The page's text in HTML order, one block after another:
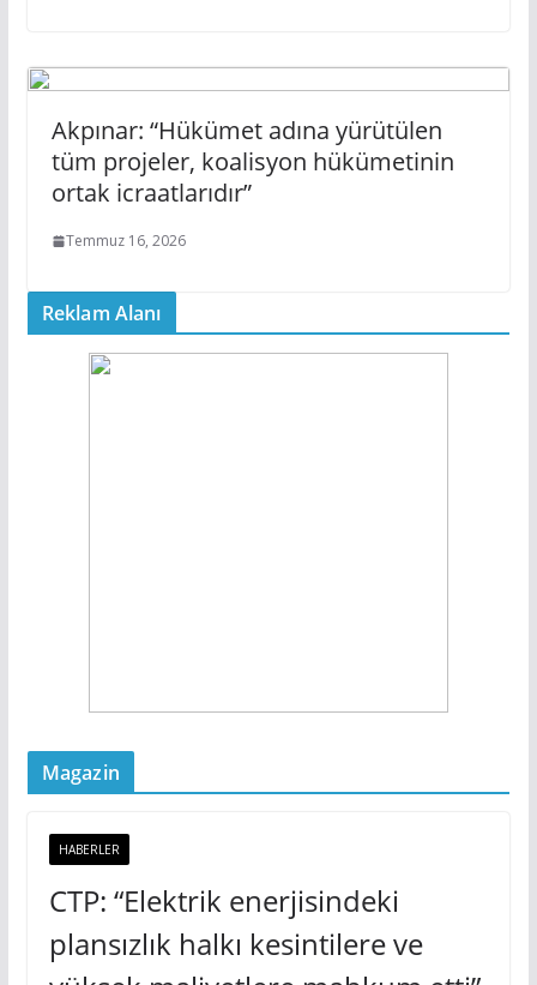
Akpınar: “Hükümet adına yürütülen
tüm projeler, koalisyon hükümetinin
ortak icraatlarıdır”
Temmuz 16, 2026
Reklam Alanı
Magazin
HABERLER
CTP: “Elektrik enerjisindeki
plansızlık halkı kesintilere ve